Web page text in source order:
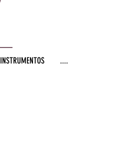
INSTRUMENTOS ....